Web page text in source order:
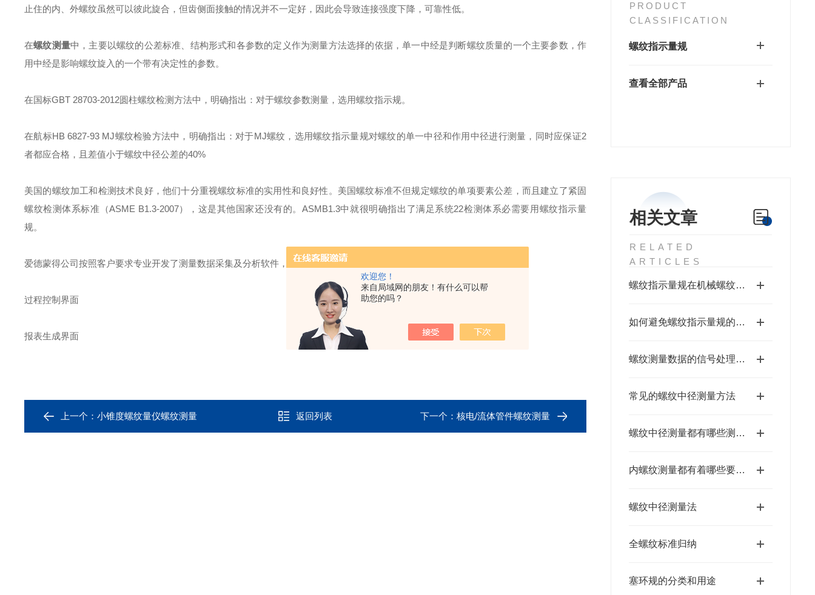
欢迎您！
来自局域网的朋友！有什么可以帮
助您的吗？
PRODUCT
CLASSIFICATION
螺纹指示量规
查看全部产品
相关文章
RELATED
ARTICLES
螺纹指示量规在机械螺纹加工质控中的实用价值
如何避免螺纹指示量规的常见使用误区？
螺纹测量数据的信号处理与特征增强技术
常见的螺纹中径测量方法
螺纹中径测量都有哪些测量方法？
内螺纹测量都有着哪些要求？我们来一一概括
螺纹中径测量法
全螺纹标准归纳
塞环规的分类和用途
止住的内、外螺纹虽然可以彼此旋合，但齿侧面接触的情况并不一定好，因此会导致连接强度下降，可靠性低。
在螺纹测量中，主要以螺纹的公差标准、结构形式和各参数的定义作为测量方法选择的依据，单一中经是判断螺纹质量的一个主要参数，作
用中经是影响螺纹旋入的一个带有决定性的参数。
在国标GBT 28703-2012圆柱螺纹检测方法中，明确指出：对于螺纹参数测量，选用螺纹指示规。
在航标HB 6827-93 MJ螺纹检验方法中，明确指出：对于MJ螺纹，选用螺纹指示量规对螺纹的单一中径和作用中径进行测量，同时应保证2
者都应合格，且差值小于螺纹中径公差的40%
美国的螺纹加工和检测技术良好，他们十分重视螺纹标准的实用性和良好性。美国螺纹标准不但规定螺纹的单项要素公差，而且建立了紧固
螺纹检测体系标准（ASME B1.3-2007），这是其他国家还没有的。ASMB1.3中就很明确指出了满足系统22检测体系必需要用螺纹指示量
规。
爱德蒙得公司按照客户要求专业开发了测量数据采集及分析软件，为满足客户测量数字化提供有效的方法。
过程控制界面
报表生成界面
上一个： 小锥度螺纹量仪螺纹测量 返回列表 下一个： 核电/流体管件螺纹测量